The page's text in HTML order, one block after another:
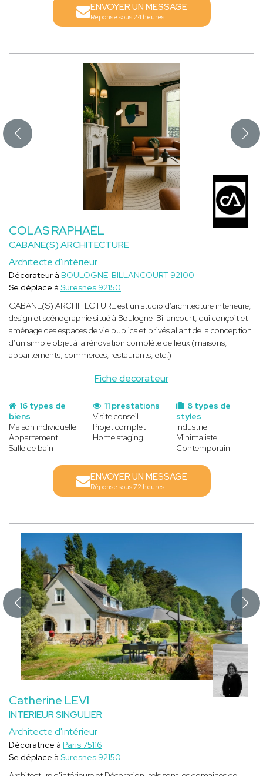
ENVOYER UN MESSAGE
Réponse sous 24 heures
COLAS RAPHAËL
CABANE(S) ARCHITECTURE
Architecte d'intérieur
Fiche decorateur
Décorateur à BOULOGNE-BILLANCOURT 92100
Se déplace à Suresnes 92150
CABANE(S) ARCHITECTURE est un studio d’architecture intérieure,
design et scénographie situé à Boulogne-Billancourt, qui conçoit et
aménage des espaces de vie publics et privés allant de la conception
d’un simple objet à la rénovation complète de lieux (maisons,
appartements, commerces, restaurants, etc.)
16 types de
biens
Maison individuelle
Appartement
Salle de bain
8 types de
styles
Industriel
Minimaliste
Contemporain
11 prestations
Visite conseil
Projet complet
Home staging
ENVOYER UN MESSAGE
Réponse sous 72 heures
Catherine LEVI
INTERIEUR SINGULIER
Architecte d'intérieur
Décoratrice à Paris 75116
Se déplace à Suresnes 92150